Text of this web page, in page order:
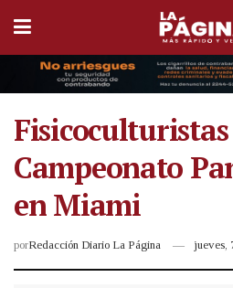
Campeonato
en Miami
porRedacción Diario La Página jueves,